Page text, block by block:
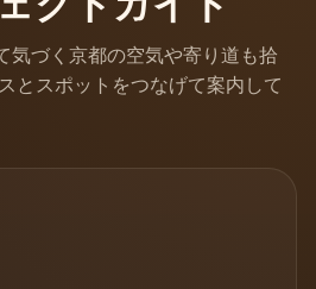
気づく京都の空気や寄り道も拾
とスポットをつなげて案内して